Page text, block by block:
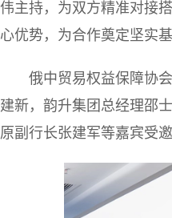
伟主持，为双方精准对接
心优势，为合作奠定坚实基
俄中贸易权益保障协
建新，韵升集团总经理邵
原副行长张建军等嘉宾受